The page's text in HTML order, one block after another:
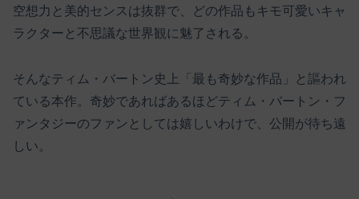
空想力と美的センスは抜群で、どの作品もキモ可愛いキャ
ラクターと不思議な世界観に魅了される。
そんなティム・バートン史上「最も奇妙な作品」と謳われ
ている本作。奇妙であればあるほどティム・バートン・フ
ァンタジーのファンとしては嬉しいわけで、公開が待ち遠
しい。